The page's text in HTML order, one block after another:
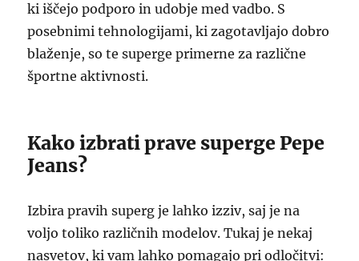
ki iščejo podporo in udobje med vadbo. S
posebnimi tehnologijami, ki zagotavljajo dobro
blaženje, so te superge primerne za različne
športne aktivnosti.
Kako izbrati prave superge Pepe
Jeans?
Izbira pravih superg je lahko izziv, saj je na
voljo toliko različnih modelov. Tukaj je nekaj
nasvetov, ki vam lahko pomagajo pri odločitvi: